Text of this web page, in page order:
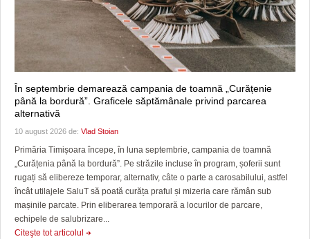
În septembrie demarează campania de toamnă „Curățenie
până la bordură”. Graficele săptămânale privind parcarea
alternativă
10 august 2026 de: Vlad Stoian
Primăria Timișoara începe, în luna septembrie, campania de toamnă
„Curățenia până la bordură”. Pe străzile incluse în program, șoferii sunt
rugați să elibereze temporar, alternativ, câte o parte a carosabilului, astfel
încât utilajele SaluT să poată curăța praful și mizeria care rămân sub
mașinile parcate. Prin eliberarea temporară a locurilor de parcare,
echipele de salubrizare...
Citeşte tot articolul